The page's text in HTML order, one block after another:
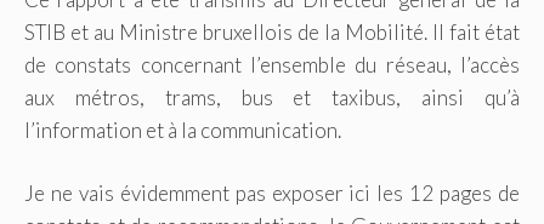
STIB et au Ministre bruxellois de la Mobilité. Il fait état
de constats concernant l’ensemble du réseau, l’accès
aux métros, trams, bus et taxibus, ainsi qu’à
l’information et à la communication.
Je ne vais évidemment pas exposer ici les 12 pages de